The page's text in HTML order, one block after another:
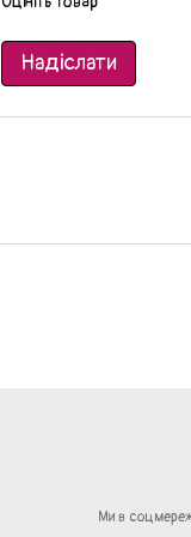
Надіслати
Ми в